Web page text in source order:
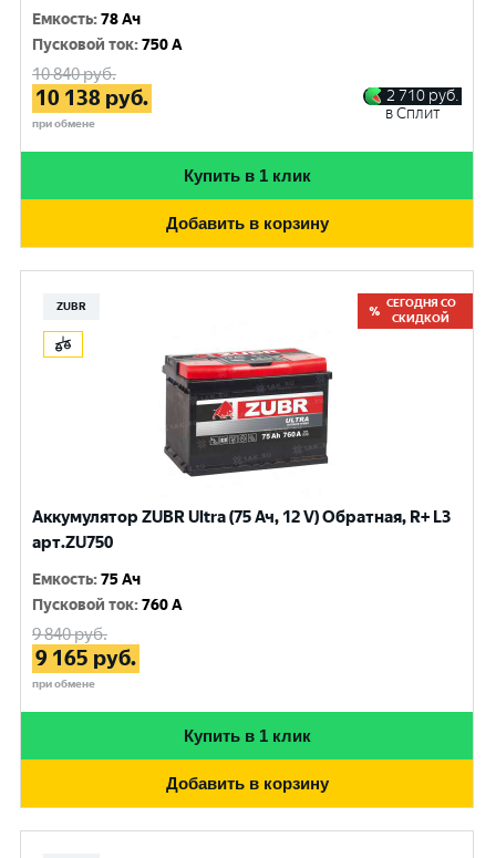
Емкость:78 Ач
Пусковой ток:750 A
10 840руб.
10 138 руб.
при обмене
2 710 руб.
в Сплит
Купить в 1 клик
Добавить в корзину
ZUBR
СЕГОДНЯ СО
СКИДКОЙ
Аккумулятор ZUBR Ultra (75 Ач, 12 V) Обратная, R+ L3
арт.ZU750
Емкость:75 Ач
Пусковой ток:760 A
9 840руб.
9 165 руб.
при обмене
Купить в 1 клик
Добавить в корзину